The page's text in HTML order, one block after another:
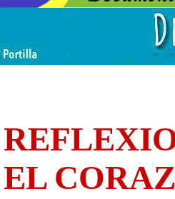
EL